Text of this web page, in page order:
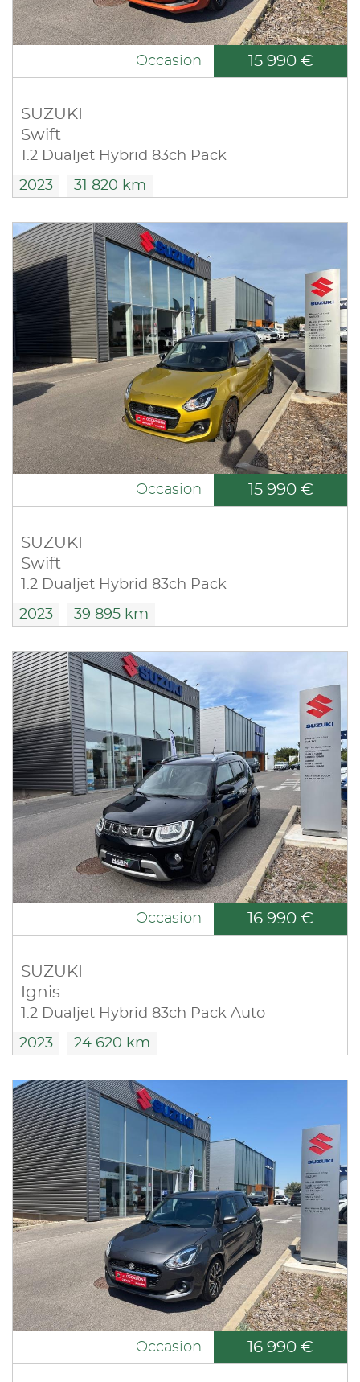
Occasion 15 990 €
SUZUKI
Swift
1.2 Dualjet Hybrid 83ch Pack
2023 31 820 km
Occasion 15 990 €
SUZUKI
Swift
1.2 Dualjet Hybrid 83ch Pack
2023 39 895 km
Occasion 16 990 €
SUZUKI
Ignis
1.2 Dualjet Hybrid 83ch Pack Auto
2023 24 620 km
Occasion 16 990 €